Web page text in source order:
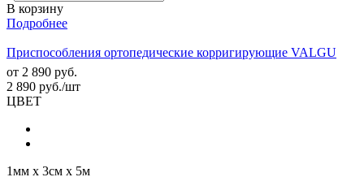
В корзину
Подробнее
Приспособления ортопедические корригирующие VALGU
от 2 890 руб.
2 890 руб./шт
ЦВЕТ
1мм х 3см х 5м